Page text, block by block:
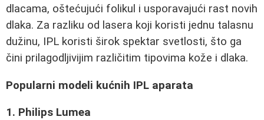
dlacama, oštećujući folikul i usporavajući rast novih
dlaka. Za razliku od lasera koji koristi jednu talasnu
dužinu, IPL koristi širok spektar svetlosti, što ga
čini prilagodljivijim različitim tipovima kože i dlaka.
Popularni modeli kućnih IPL aparata
1. Philips Lumea